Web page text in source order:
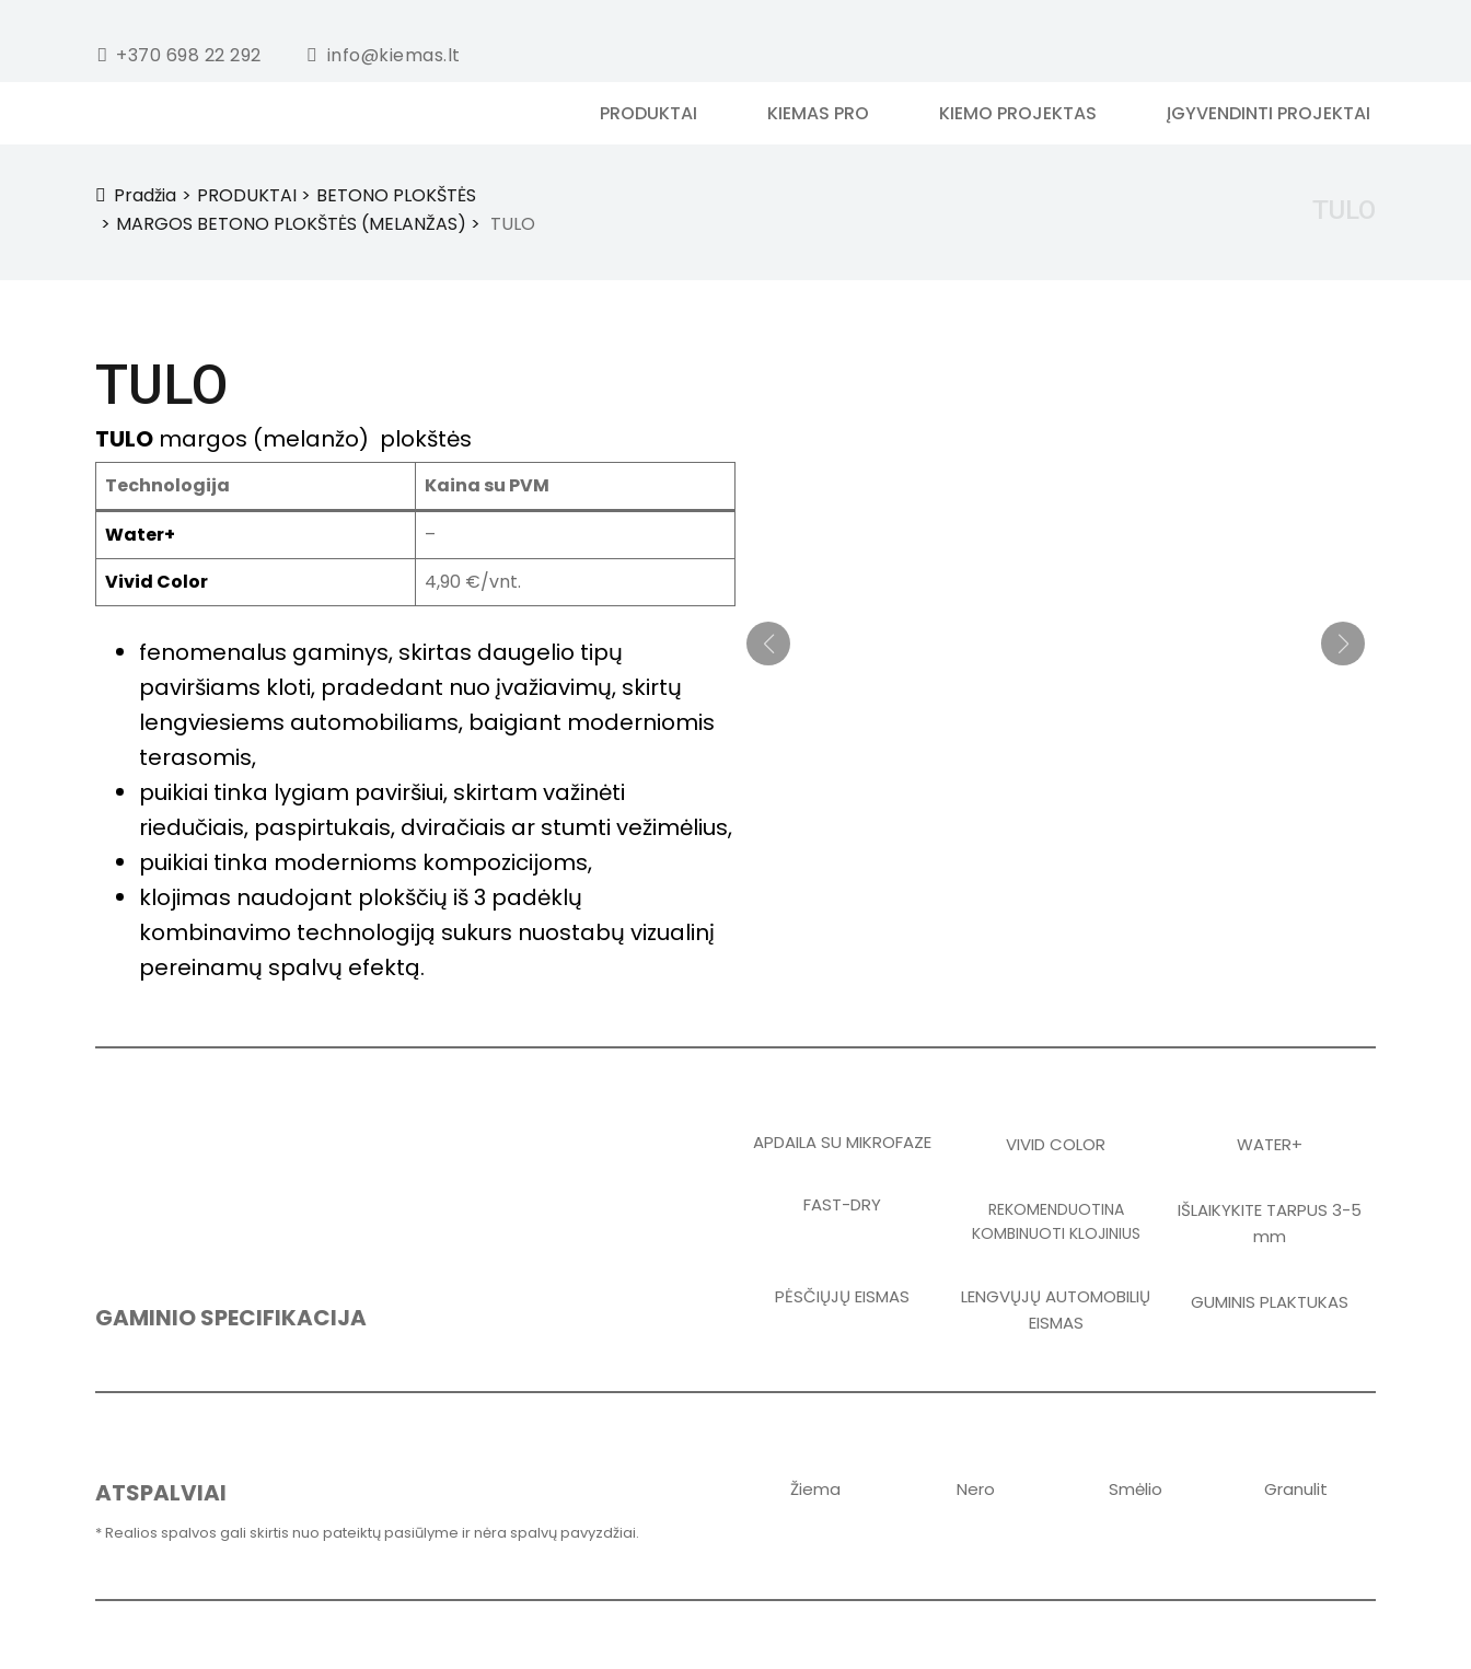
+370 698 22 292 info@kiemas.lt
PRODUKTAI KIEMAS PRO KIEMO PROJEKTAS ĮGYVENDINTI PROJEKTAI
icon
Pradžia PRODUKTAI
BETONO PLOKŠTĖS
MARGOS BETONO PLOKŠTĖS (MELANŽAS)
TULO
TULO
TULO margos (melanžo) plokštės
Technologija
Kaina su PVM
Water+
–
Vivid Color
4,90 €/vnt.
fenomenalus gaminys, skirtas daugelio tipų
paviršiams kloti, pradedant nuo įvažiavimų, skirtų
lengviesiems automobiliams, baigiant moderniomis
terasomis,
puikiai tinka lygiam paviršiui, skirtam važinėti
riedučiais, paspirtukais, dviračiais ar stumti vežimėlius,
puikiai tinka modernioms kompozicijoms,
klojimas naudojant plokščių iš 3 padėklų
kombinavimo technologiją sukurs nuostabų vizualinį
pereinamų spalvų efektą.
GAMINIO SPECIFIKACIJA
APDAILA SU MIKROFAZE VIVID COLOR WATER+
FAST-DRY
REKOMENDUOTINA
KOMBINUOTI KLOJINIUS
IŠLAIKYKITE TARPUS 3-5
mm
PĖSČIŲJŲ EISMAS
LENGVŲJŲ AUTOMOBILIŲ
EISMAS
GUMINIS PLAKTUKAS
ATSPALVIAI
* Realios spalvos gali skirtis nuo pateiktų pasiūlyme ir nėra spalvų pavyzdžiai.
Žiema Nero Smėlio Granulit